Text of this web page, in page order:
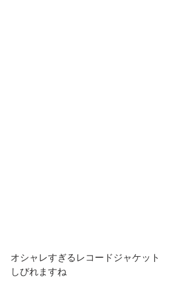
オシャレすぎるレコードジャケット
しびれますね